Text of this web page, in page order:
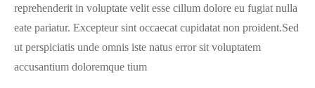
reprehenderit in voluptate velit esse cillum dolore eu fugiat nulla
eate pariatur. Excepteur sint occaecat cupidatat non proident.Sed
ut perspiciatis unde omnis iste natus error sit voluptatem
accusantium doloremque tium